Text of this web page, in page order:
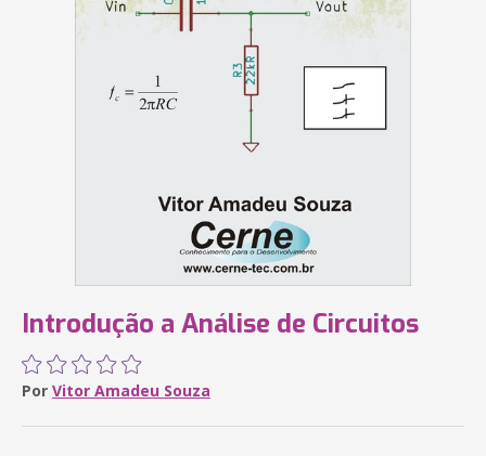
Introdução a Análise de Circuitos
Por Vitor Amadeu Souza